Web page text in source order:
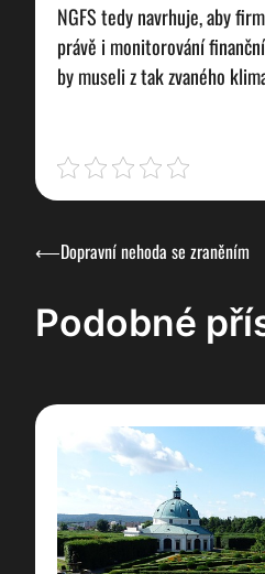
NGFS tedy navrhuje, aby
právě i monitorování
by museli z tak zvaného
Navigace
příspěvek
⟵Dopravní nehoda se zraněním
Podobné